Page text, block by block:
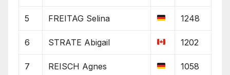
5 FREITAG Selina 1248
6 STRATE Abigail 1202
7 REISCH Agnes 1058